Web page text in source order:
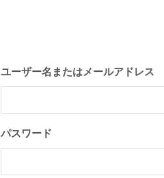
ユーザー名またはメールアドレス
パスワード